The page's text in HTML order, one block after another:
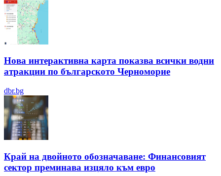
Нова интерактивна карта показва всички водни
атракции по българското Черноморие
dbr.bg
Край на двойното обозначаване: Финансовият
сектор преминава изцяло към евро